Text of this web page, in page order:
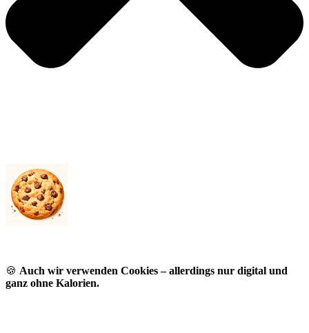
🍪 Auch wir verwenden Cookies – allerdings nur digital und
ganz ohne Kalorien.